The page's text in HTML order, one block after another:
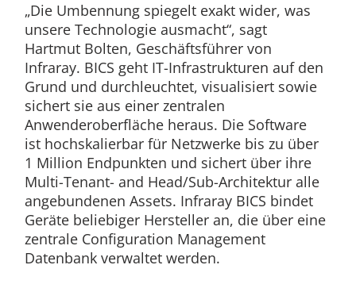
„Die Umbennung spiegelt exakt wider, was
unsere Technologie ausmacht“, sagt
Hartmut Bolten, Geschäftsführer von
Infraray. BICS geht IT-Infrastrukturen auf den
Grund und durchleuchtet, visualisiert sowie
sichert sie aus einer zentralen
Anwenderoberfläche heraus. Die Software
ist hochskalierbar für Netzwerke bis zu über
1 Million Endpunkten und sichert über ihre
Multi-Tenant- and Head/Sub-Architektur alle
angebundenen Assets. Infraray BICS bindet
Geräte beliebiger Hersteller an, die über eine
zentrale Configuration Management
Datenbank verwaltet werden.